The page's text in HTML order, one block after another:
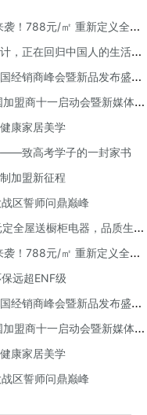
！788元/㎡ 重新定义全屋
，正在回归中国人的生活本
经销商峰会暨新品发布盛典
盟商十一启动会暨新媒体赋
康家居美学
——致高考学子的一封家书
加盟新征程
区誓师问鼎巅峰
全屋送橱柜电器，品质生活
！788元/㎡ 重新定义全屋
远超ENF级
经销商峰会暨新品发布盛典
盟商十一启动会暨新媒体赋
康家居美学
区誓师问鼎巅峰